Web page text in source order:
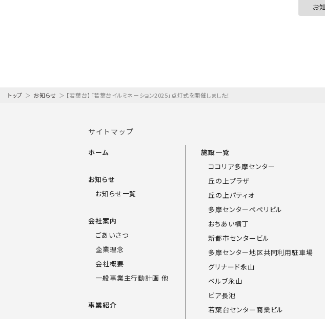
お
トップ ＞ お知らせ ＞ 【若葉台】「若葉台イルミネーション2025」点灯式を開催しました！
サイトマップ
ホーム
お知らせ
お知らせ一覧
会社案内
ごあいさつ
企業理念
会社概要
一般事業主行動計画 他
事業紹介
施設一覧
ココリア多摩センター
丘の上プラザ
丘の上パティオ
多摩センターペペリビル
おちあい横丁
新都市センタービル
多摩センター地区共同利用駐車場
グリナード永山
ベルブ永山
ビア長池
若葉台センター商業ビル